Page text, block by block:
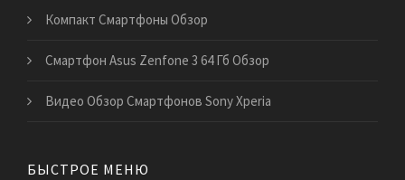
Компакт Смартфоны Обзор
Смартфон Asus Zenfone 3 64 Гб Обзор
Видео Обзор Смартфонов Sony Xperia
БЫСТРОЕ МЕНЮ